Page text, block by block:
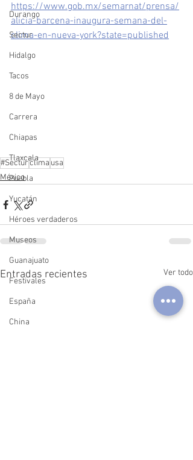
Durango
Sectur
Hidalgo
Tacos
8 de Mayo
Carrera
Chiapas
Tlaxcala
Puebla
Yucatán
Héroes verdaderos
Museos
Guanajuato
Festivales
España
China
https://www.gob.mx/semarnat/prensa/
alicia-barcena-inaugura-semana-del-
clima-en-nueva-york?state=published
#Secturclima usa
México
Entradas recientes Ver todo